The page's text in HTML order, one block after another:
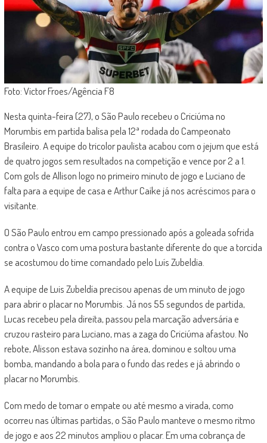
Foto: Victor Froes/Agência F8
Nesta quinta-feira (27), o São Paulo recebeu o Criciúma no
Morumbis em partida balisa pela 12ª rodada do Campeonato
Brasileiro. A equipe do tricolor paulista acabou com o jejum que está
de quatro jogos sem resultados na competição e vence por 2 a 1.
Com gols de Allison logo no primeiro minuto de jogo e Luciano de
falta para a equipe de casa e Arthur Caíke já nos acréscimos para o
visitante.
O São Paulo entrou em campo pressionado após a goleada sofrida
contra o Vasco com uma postura bastante diferente do que a torcida
se acostumou do time comandado pelo Luís Zubeldia.
A equipe de Luis Zubeldía precisou apenas de um minuto de jogo
para abrir o placar no Morumbis. Já nos 55 segundos de partida,
Lucas recebeu pela direita, passou pela marcação adversária e
cruzou rasteiro para Luciano, mas a zaga do Criciúma afastou. No
rebote, Alisson estava sozinho na área, dominou e soltou uma
bomba, mandando a bola para o fundo das redes e já abrindo o
placar no Morumbis.
Com medo de tomar o empate ou até mesmo a virada, como
ocorreu nas últimas partidas, o São Paulo manteve o mesmo ritmo
de jogo e aos 22 minutos ampliou o placar. Em uma cobrança de